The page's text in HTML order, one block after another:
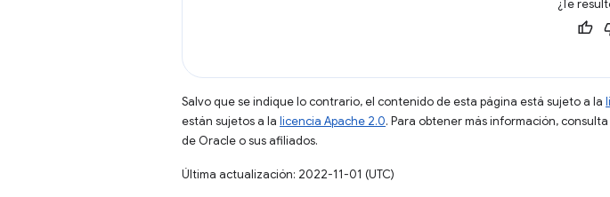
¿Te
Salvo que se indique lo contrario, el contenido de esta página está sujeto a la
están sujetos a la licencia Apache 2.0. Para obtener más información, consulta
de Oracle o sus afiliados.
Última actualización: 2022-11-01 (UTC)